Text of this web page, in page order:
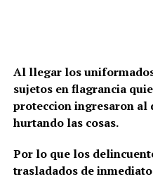
Al llegar los
sujetos en flagrancia
proteccion ingresaron al
hurtando las cosas.
Por lo que los
trasladados de